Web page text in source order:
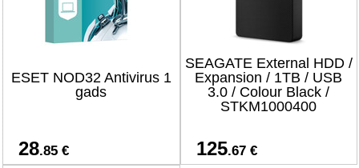
ESET NOD32 Antivirus 1
gads
28.85 €
SEAGATE External HDD /
Expansion / 1TB / USB
3.0 / Colour Black /
STKM1000400
125.67 €